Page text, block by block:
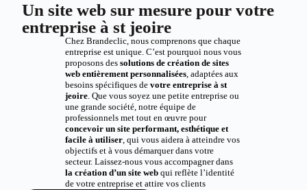
Un site web sur mesure pour votre
entreprise à st jeoire
Chez Brandeclic, nous comprenons que chaque
entreprise est unique. C’est pourquoi nous vous
proposons des solutions de création de sites
web entièrement personnalisées, adaptées aux
besoins spécifiques de votre entreprise à st
jeoire. Que vous soyez une petite entreprise ou
une grande société, notre équipe de
professionnels met tout en œuvre pour
concevoir un site performant, esthétique et
facile à utiliser, qui vous aidera à atteindre vos
objectifs et à vous démarquer dans votre
secteur. Laissez-nous vous accompagner dans
la création d’un site webqui reflète l’identité
de votre entreprise et attire vos clients